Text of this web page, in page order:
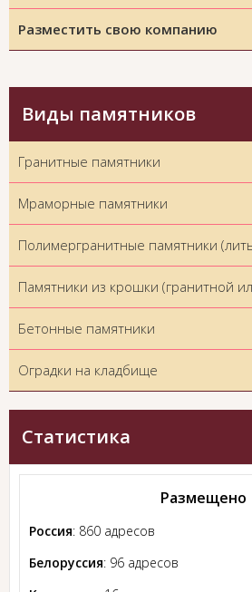
Разместить свою компанию
Виды памятников
Гранитные памятники
Мраморные памятники
Полимергранитные памятники
Памятники из крошки (гранитной
Бетонные памятники
Оградки на кладбище
Статистика
Размещено
Россия: 860 адресов
Белоруссия: 96 адресов